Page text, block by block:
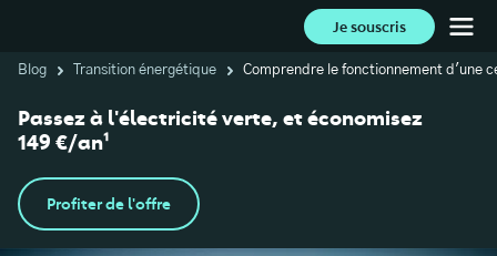
Je souscris
Blog Transition énergétique Comprendre le fonctionnement d'une
Passez à l'électricité verte, et économisez
149 €/an¹
Profiter de l'offre